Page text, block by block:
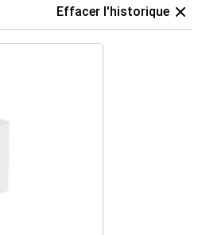
Effacer l'historique